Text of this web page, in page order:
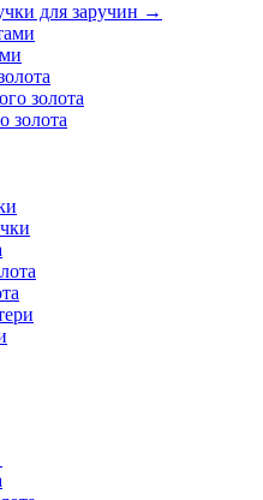
для заручин →
золота
золота